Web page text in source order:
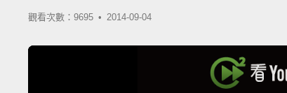
觀看次數：9695 • 2014-09-04